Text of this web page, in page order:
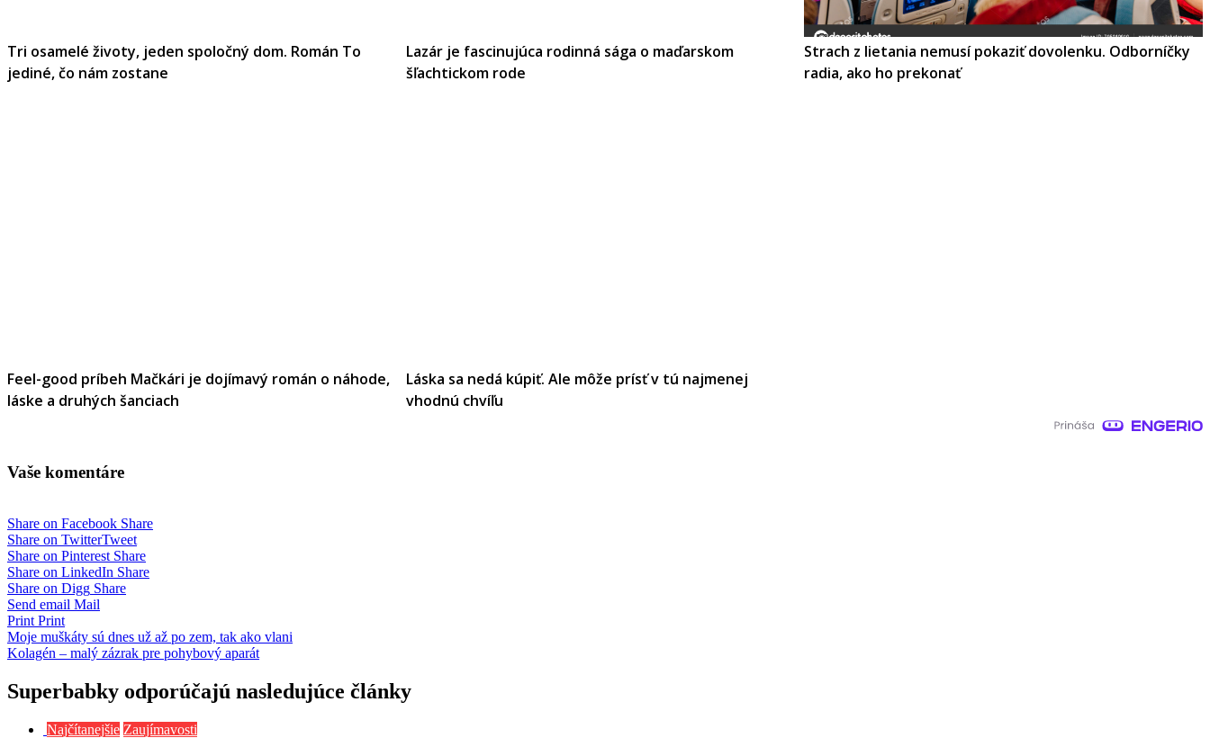
Tri osamelé životy, jeden spoločný dom. Román To
jediné, čo nám zostane
Lazár je fascinujúca rodinná sága o maďarskom
šľachtickom rode
Strach z lietania nemusí pokaziť dovolenku. Odborníčky
radia, ako ho prekonať
Feel-good príbeh Mačkári je dojímavý román o náhode,
láske a druhých šanciach
Láska sa nedá kúpiť. Ale môže prísť v tú najmenej
vhodnú chvíľu
Vaše komentáre
Share on Facebook Share
Share on TwitterTweet
Share on Pinterest Share
Share on LinkedIn Share
Share on Digg Share
Send email Mail
Print Print
Navigácia
v
článku
Moje muškáty sú dnes už až po zem, tak ako vlani
Kolagén – malý zázrak pre pohybový aparát
Superbabky odporúčajú nasledujúce články
Najčítanejšie Zaujímavosti